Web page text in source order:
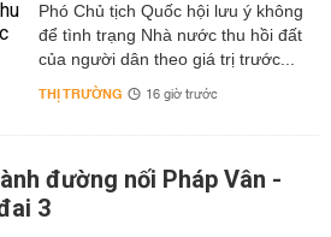
Phó Chủ tịch Quốc hội lưu ý không
để tình trạng Nhà nước thu hồi đất
của người dân theo giá trị trước...
THỊ TRƯỜNG 16 giờ trước
đường nối Pháp Vân -
3